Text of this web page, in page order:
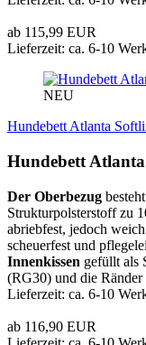
ab 115,99 EUR
Lieferzeit: ca. 6-10
NEU
Hundebett Atlanta
Hundebett
Der Oberbezug
Strukturpolsterstoff zu
abriebfest, jedoch
scheuerfest und
Innenkissen gefüllt als
(RG30) und die
Lieferzeit: ca. 6-10
ab 116,90 EUR